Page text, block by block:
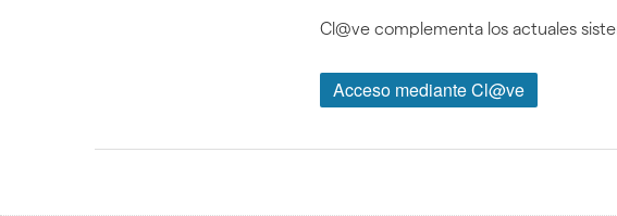
Cl@ve complementa los actuales